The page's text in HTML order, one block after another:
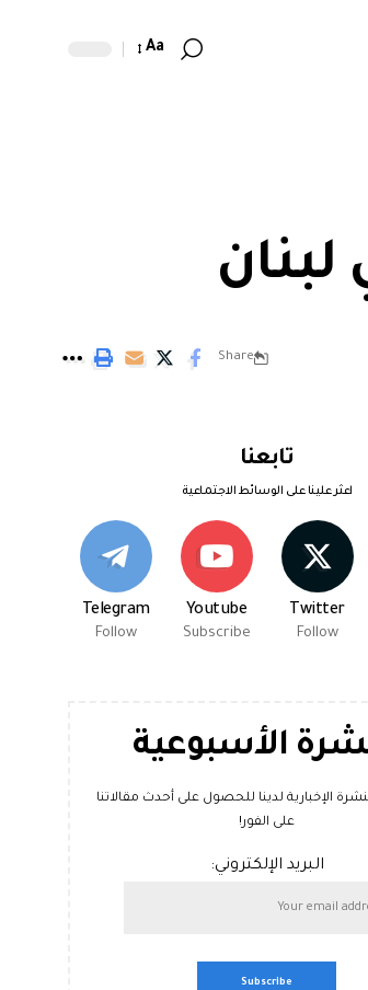
Aa
Share
تابعنا
اعثر علينا على الوسائط الاجتماعية
Twitter
Follow
Youtube
Subscribe
Telegram
Follow
الأسبوعية
الإخبارية لدينا للحصول على أحدث مقالاتنا
على الفور!
البريد الإلكتروني: